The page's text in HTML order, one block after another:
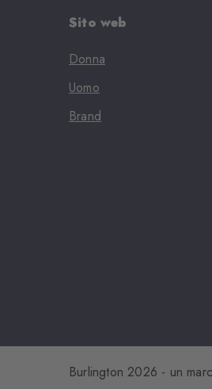
Sito web
Donna
Uomo
Brand
Burlington 2026 - un